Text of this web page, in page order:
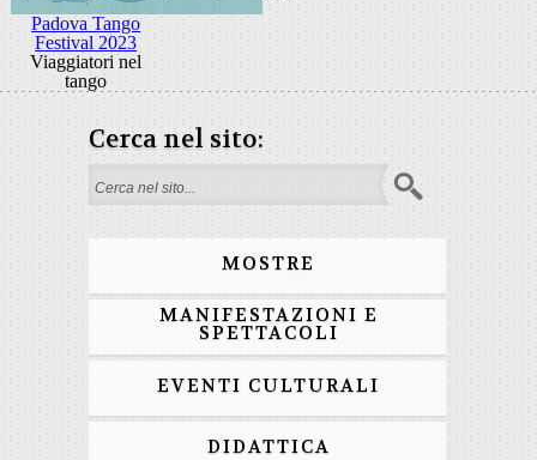
Padova Tango
Festival 2023
Viaggiatori nel
tango
Cerca nel sito:
Search form
MOSTRE
MANIFESTAZIONI E
SPETTACOLI
EVENTI CULTURALI
DIDATTICA